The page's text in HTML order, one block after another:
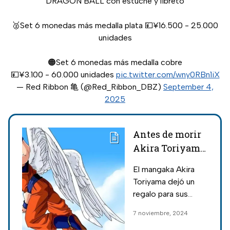
🥈Set 6 monedas más medalla plata 💴¥16.500 - 25.000
unidades
🟠Set 6 monedas más medalla cobre
💴¥3.100 - 60.000 unidades pic.twitter.com/wny0RBn1iX
— Red Ribbon 亀 (@Red_Ribbon_DBZ) September 4,
2025
Antes de morir
Akira Toriyama
viejito y así se
vería
El mangaka Akira
Toriyama dejó un
regalo para sus
morir, se trata de
7 noviembre, 2024